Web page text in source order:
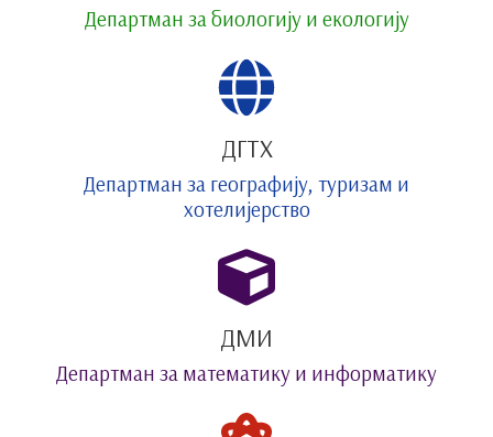
Департман за биологију и екологију
ДГТХ
Департман за географију, туризам и
хотелијерство
ДМИ
Департман за математику и информатику